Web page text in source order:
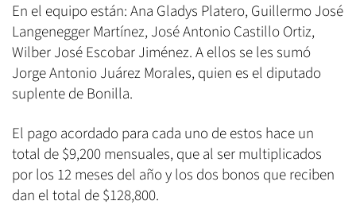
En el equipo están: Ana Gladys Platero, Guillermo José
Langenegger Martínez, José Antonio Castillo Ortiz,
Wilber José Escobar Jiménez. A ellos se les sumó
Jorge Antonio Juárez Morales, quien es el diputado
suplente de Bonilla.
El pago acordado para cada uno de estos hace un
total de $9,200 mensuales, que al ser multiplicados
por los 12 meses del año y los dos bonos que reciben
dan el total de $128,800.